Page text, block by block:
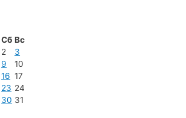
Сб Вс
2
3
9
10
16 17
23 24
30 31